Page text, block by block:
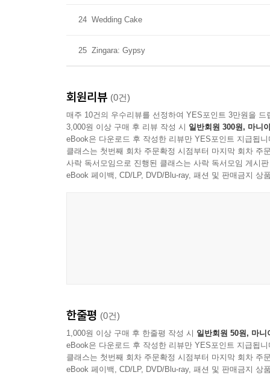
24 Wedding Cake
25 Zingara: Gypsy
회원리뷰 (0건)
매주 10건의 우수리뷰를 선정하여 YES포인트 3만원을 드
3,000원 이상 구매 후 리뷰 작성 시 일반회원 300원, 마니
eBook은 다운로드 후 작성한 리뷰만 YES포인트 지급됩니
클래스는 첫번째 회차 주문확정 시점부터 마지막 회차 주
사락 독서모임으로 진행된 클래스는 사락 독서모임 게시
eBook 페이백, CD/LP, DVD/Blu-ray, 패션 및 판매금지 상
한줄평 (0건)
1,000원 이상 구매 후 한줄평 작성 시 일반회원 50원, 마니
eBook은 다운로드 후 작성한 리뷰만 YES포인트 지급됩니
클래스는 첫번째 회차 주문확정 시점부터 마지막 회차 주
eBook 페이백, CD/LP, DVD/Blu-ray, 패션 및 판매금지 상